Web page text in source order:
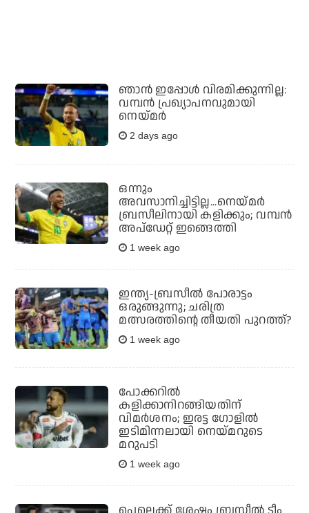
ഞാന്‍ ഇപ്പോള്‍ വിരമിക്കുന്നില്ല:
വമ്പന്‍ പ്രഖ്യാപനവുമായി
നെയ്മര്‍
2 days ago
ഒന്നും
അവസാനിച്ചിട്ടില്ല...നെയ്മര്‍
ബ്രസീലിനായി കളിക്കും; വമ്പന്‍
അപ്ഡേറ്റ് ഇങ്ങെത്തി
1 week ago
ഇന്ത്യ-ബ്രസീൽ പോരാട്ടം
ഒരുങ്ങുന്നു; ചരിത്ര
മത്സരത്തിന്റെ തീയതി പുറത്ത്?
1 week ago
പോക്കറില്‍
കളിക്കാനിറങ്ങിയതിന്
വിമര്‍ശനം; ഇരട്ട ഗോളില്‍
ഇടിമിന്നലായി നെയ്മറുടെ
മറുപടി
1 week ago